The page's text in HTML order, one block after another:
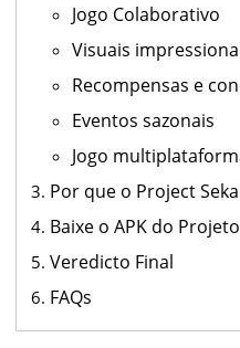
Jogo Colaborativo
Visuais
Recompensas e
Eventos sazonais
Jogo
Por que o Project
Baixe o APK do
Veredicto Final
FAQs